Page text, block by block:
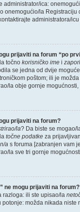
administrator/ica:
onemogućio/la
administratora/
prijaviti na forum “po
točno korisničko ime i
se jedna od dvije
poštom; ili je
la obje gornje
prijaviti na forum?
la? Da biste se mogao/
točne podatke za
a s foruma [zabranjen vam
la sve tri gornje
ne mogu prijaviti na forum?
razloga: ili ste upisao/la
potonje: možda nikada